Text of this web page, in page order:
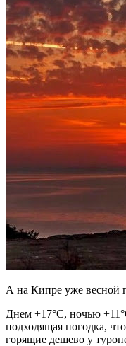
А на Кипре уже весной
Днем +17°С, ночью
подходящая погодка,
горящие дешево у